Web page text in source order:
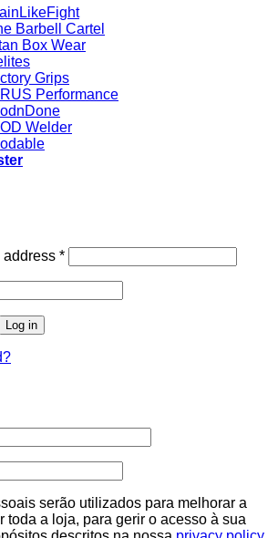
Barbell Cartel
Box Wear
Grips
Performance
Welder
address *Required
Log in
serão utilizados para melhorar a
toda a loja, para gerir o acesso à sua